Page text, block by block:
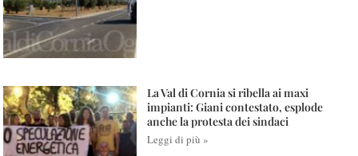
La Val di Cornia si ribella ai maxi
impianti: Giani contestato, esplode
anche la protesta dei sindaci
Leggi di più »